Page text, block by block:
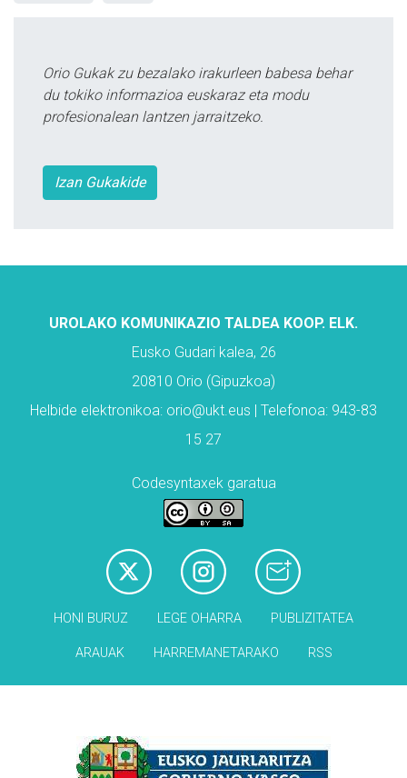
Orio Gukak zu bezalako irakurleen babesa behar
du tokiko informazioa euskaraz eta modu
profesionalean lantzen jarraitzeko.
Izan Gukakide
UROLAKO KOMUNIKAZIO TALDEA KOOP. ELK.
Eusko Gudari kalea, 26
20810 Orio (Gipuzkoa)
Helbide elektronikoa: orio@ukt.eus | Telefonoa: 943-83
15 27
Codesyntaxek garatua
HONI BURUZ LEGE OHARRA PUBLIZITATEA
ARAUAK HARREMANETARAKO RSS